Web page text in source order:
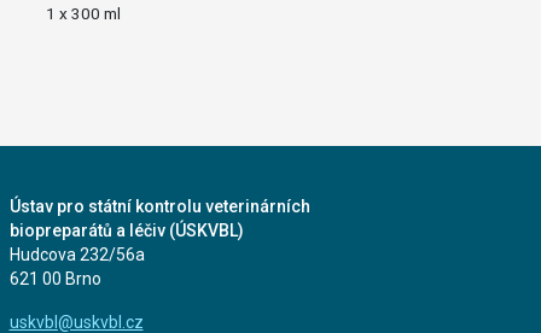
1 x 300 ml
Ústav pro státní kontrolu veterinárních
biopreparátů a léčiv (ÚSKVBL)
Hudcova 232/56a
621 00 Brno
uskvbl@uskvbl.cz